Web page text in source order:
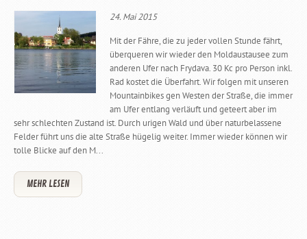
24. Mai 2015
Mit der Fähre, die zu jeder vollen Stunde fährt,
überqueren wir wieder den Moldaustausee zum
anderen Ufer nach Frydava. 30 Kc pro Person inkl.
Rad kostet die Überfahrt. Wir folgen mit unseren
Mountainbikes gen Westen der Straße, die immer
am Ufer entlang verläuft und geteert aber im
sehr schlechten Zustand ist. Durch urigen Wald und über naturbelassene
Felder führt uns die alte Straße hügelig weiter. Immer wieder können wir
tolle Blicke auf den M...
MEHR LESEN